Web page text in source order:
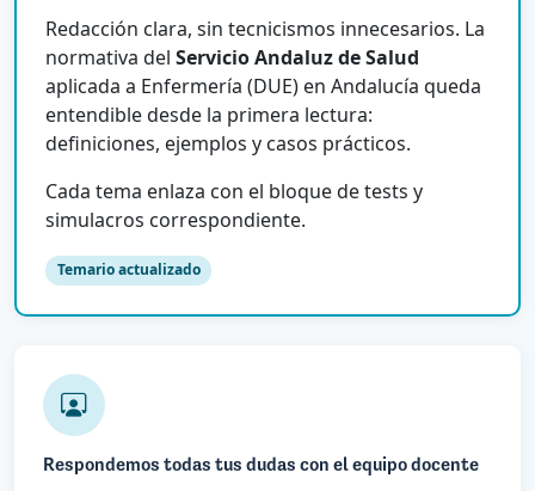
Redacción clara, sin tecnicismos innecesarios. La
normativa del Servicio Andaluz de Salud
aplicada a Enfermería (DUE) en Andalucía queda
entendible desde la primera lectura:
definiciones, ejemplos y casos prácticos.
Cada tema enlaza con el bloque de tests y
simulacros correspondiente.
Temario actualizado
Respondemos todas tus dudas con el equipo docente